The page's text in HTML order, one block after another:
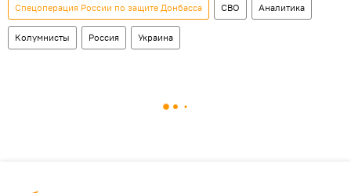
Спецоперация России по защите Донбасса СВО Аналитика
Колумнисты Россия Украина